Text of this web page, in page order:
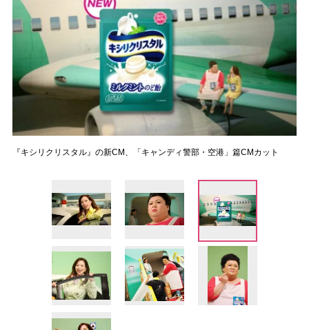
『キシリクリスタル』の新CM、「キャンディ警部・空港」篇CMカット